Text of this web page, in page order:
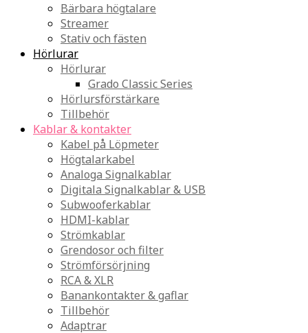
Bärbara högtalare
Streamer
Stativ och fästen
Hörlurar
Hörlurar
Grado Classic Series
Hörlursförstärkare
Tillbehör
Kablar & kontakter
Kabel på Löpmeter
Högtalarkabel
Analoga Signalkablar
Digitala Signalkablar & USB
Subwooferkablar
HDMI-kablar
Strömkablar
Grendosor och filter
Strömförsörjning
RCA & XLR
Banankontakter & gaflar
Tillbehör
Adaptrar